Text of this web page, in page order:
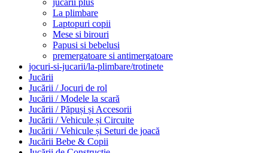
jucarii plus
La plimbare
Laptopuri copii
Mese si birouri
Papusi si bebelusi
premergatoare si antimergatoare
jocuri-si-jucarii/la-plimbare/trotinete
Jucării
Jucării / Jocuri de rol
Jucării / Modele la scară
Jucării / Păpuși și Accesorii
Jucării / Vehicule și Circuite
Jucării / Vehicule și Seturi de joacă
Jucării Bebe & Copii